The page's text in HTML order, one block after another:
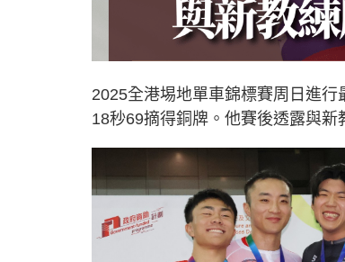
2025全港埸地單車錦標賽周日進
18秒69摘得銅牌。他賽後透露與